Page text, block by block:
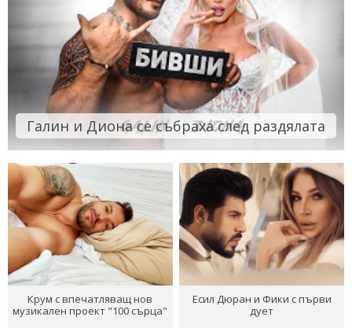
Галин и Диона се събраха след раздялата
Крум с впечатляващ нов
музикален проект "100 сърца"
Есил Дюран и Фики с първи
дует